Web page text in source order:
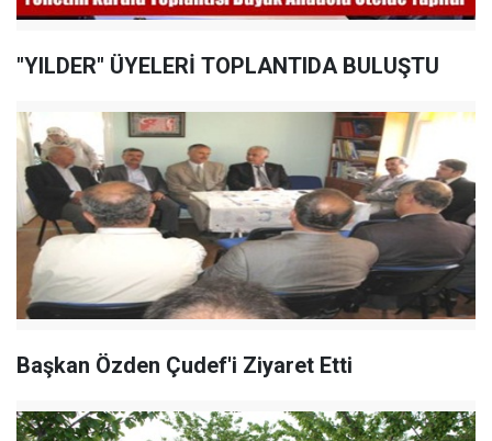
"YILDER" ÜYELERİ TOPLANTIDA BULUŞTU
Başkan Özden Çudef'i Ziyaret Etti